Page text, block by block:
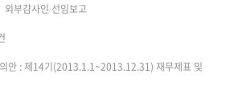
임보고
재무제표 및